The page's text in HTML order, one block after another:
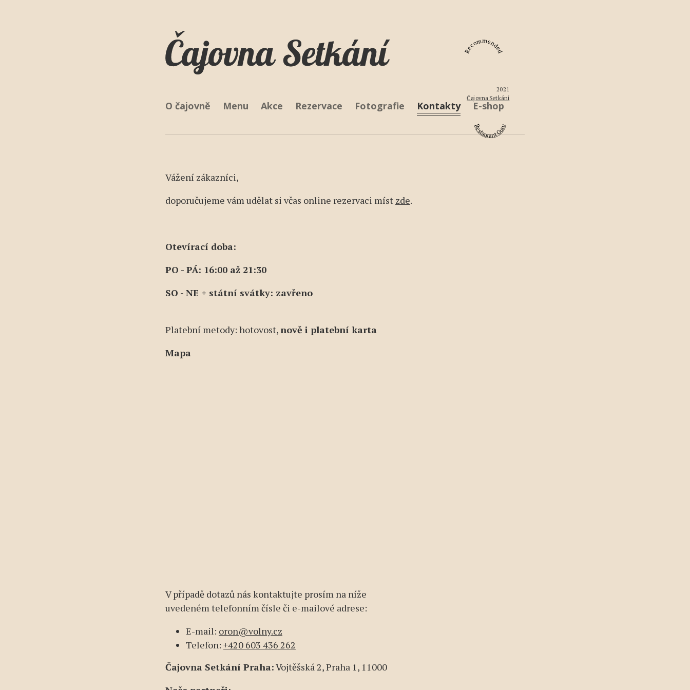
content
Recommended
2021
Čajovna Setkání
Restaurant Guru
Main navigation
O čajovně Menu Akce Rezervace Fotografie Kontakty E-shop
Vážení zákazníci,
doporučujeme vám udělat si včas online rezervaci míst zde.
Otevírací doba:
PO - PÁ: 16:00 až 21:30
SO - NE + státní svátky: zavřeno
Platební metody: hotovost,nově i platební karta
Mapa
V případě dotazů nás kontaktujte prosím na níže
uvedeném telefonním čísle či e-mailové adrese:
E-mail: oron@volny.cz
Telefon: +420 603 436 262
Čajovna Setkání Praha:Vojtěšská 2, Praha 1, 11000